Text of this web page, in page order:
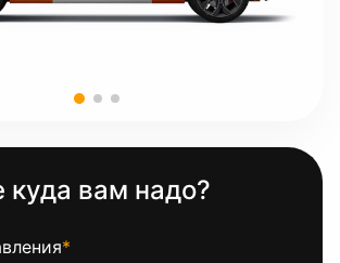
куда вам надо?
*